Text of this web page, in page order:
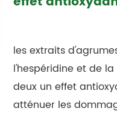
les extraits
l'hespéridine et de
deux un effet
atténuer les